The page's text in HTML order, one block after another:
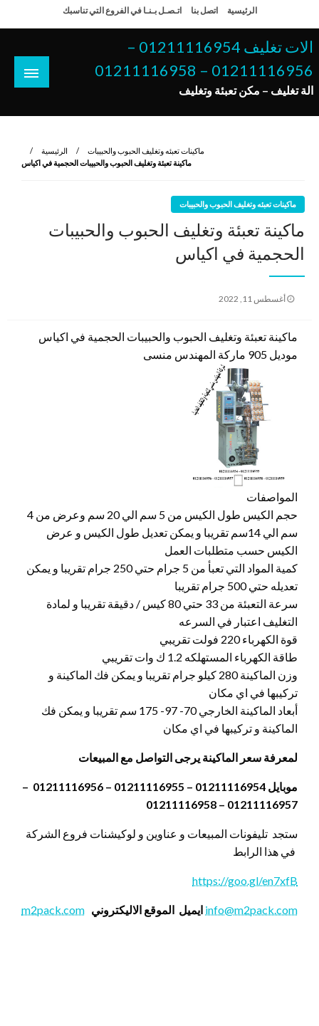
إلى
المحتوى
الرئيسية اتصل بنا اتـصـل بـنـا في الفروع التي تناسبك
الات تغليف 01211116954 –
01211116956 – 01211116958
الة تغليف – مكن تعبئة وتغليف
الرئيسية
ماكينات تعبئه وتغليف الحبوب والحبيبات
ماكينة تعبئة وتغليف الحبوب والحبيبات الحجمية في اكياس
ماكينات تعبئه وتغليف الحبوب والحبيبات
ماكينة تعبئة وتغليف الحبوب والحبيبات
الحجمية في اكياس
نُشر
أغسطس 11, 2022
ماكينة تعبئة وتغليف الحبوب والحبيبات الحجمية في اكياس
موديل 905 ماركة المهندس منسى
المواصفات
حجم الكيس طول الكيس من 5 سم الي 20 سم وعرض من 4
سم الي 14سم تقريبا و يمكن تعديل طول الكيس و عرض
الكيس حسب متطلبات العمل
كمية المواد التي تعبأ من 5 جرام حتي 250 جرام تقريبا و يمكن
تعديله حتي 500 جرام تقريبا
سرعة التعبئة من 33 حتي 80 كيس / دقيقة تقريبا و لمادة
التغليف اعتبار في السرعه
قوة الكهرباء 220 فولت تقريبي
طاقة الكهرباء المستهلكه 1.2 ك وات تقريبي
وزن الماكينة 280 كيلو جرام تقريبا و يمكن فك الماكينة و
تركيبها في اي مكان
أبعاد الماكينة الخارجي 70- 97- 175 سم تقريبا و يمكن فك
الماكينة و تركيبها في اي مكان
لمعرفة سعر الماكينة يرجى التواصل مع المبيعات
موبايل 01211116954 – 01211116955 – 01211116956 –
01211116957 – 01211116958
ستجد تليفونات المبيعات و عناوين و لوكيشنات فروع الشركة
في هذا الرابط
https://goo.gl/en7xfB
info@m2pack.com ايميل الموقع الاليكتروني m2pack.com